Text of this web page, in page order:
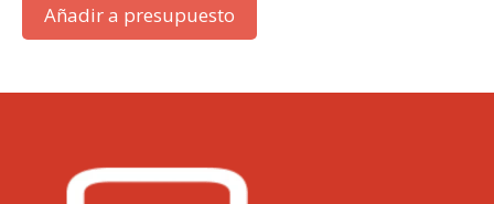
Añadir a presupuesto